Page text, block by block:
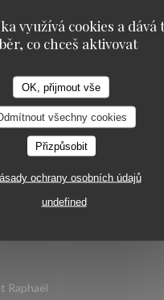
využívá cookies a dává
co chceš aktivovat
OK, přijmout vše
všechny cookies
Přizpůsobit
ochrany osobních údajů
undefined
3
Raphaël